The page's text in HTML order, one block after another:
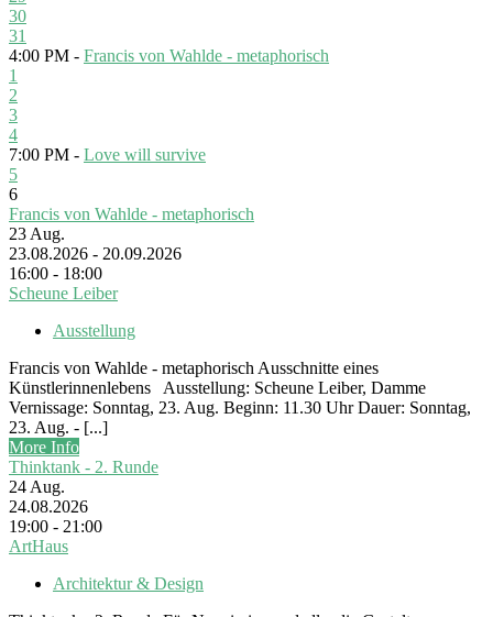
30
31
4:00 PM - Francis von Wahlde - metaphorisch
1
2
3
4
7:00 PM - Love will survive
5
6
Francis von Wahlde - metaphorisch
23Aug.
23.08.2026 - 20.09.2026
16:00 - 18:00
Scheune Leiber
Ausstellung
Francis von Wahlde - metaphorisch Ausschnitte eines
Künstlerinnenlebens Ausstellung: Scheune Leiber, Damme
Vernissage: Sonntag, 23. Aug. Beginn: 11.30 Uhr Dauer: Sonntag,
23. Aug. - [...]
More Info
Thinktank - 2. Runde
24Aug.
24.08.2026
19:00 - 21:00
ArtHaus
Architektur & Design